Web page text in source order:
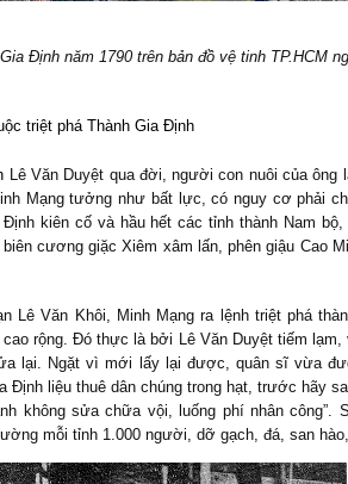
Định năm 1790 trên bản đồ vệ tinh TP.HCM
triệt phá Thành Gia Định
Lê Văn Duyệt qua đời, người con nuôi của ông
Mạng tưởng như bất lực, có nguy cơ phải
kiên cố và hầu hết các tỉnh thành Nam
cương giặc Xiêm xâm lấn, phên giậu Cao
Lê Văn Khôi, Minh Mạng ra lệnh triệt phá
rộng. Đó thực là bởi Lê Văn Duyệt tiếm
lại. Ngặt vì mới lấy lại được, quân sĩ vừa
Định liệu thuê dân chúng trong hạt, trước hãy
không sửa chữa vội, luống phí nhân công”.
mỗi tỉnh 1.000 người, dỡ gạch, đá, san